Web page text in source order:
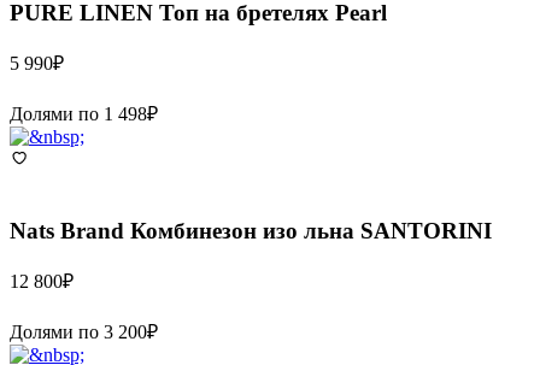
PURE LINEN Топ на бретелях Pearl
5 990₽
Долями по 1 498₽
Nats Brand Комбинезон изо льна SANTORINI
12 800₽
Долями по 3 200₽